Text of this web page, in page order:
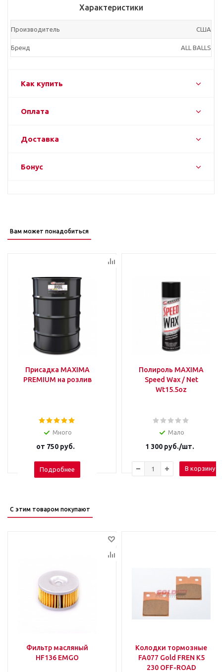
Характеристики
Производитель CША
Бренд ALL BALLS
Как купить
Оплата
Доставка
Бонус
Вам может понадобиться
Присадка MAXIMA
PREMIUM на розлив
Много
от 750 руб.
Подробнее
Полироль MAXIMA
Speed Wax / Net
Wt15.5oz
Мало
1 300руб./шт.
В корзину
С этим товаром покупают
Фильтр масляный
HF136 EMGO
Колодки тормозные
FA077 Gold FREN K5
230 OFF-ROAD